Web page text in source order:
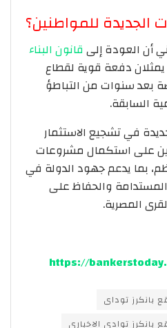
الجديدة للمواطنين؟
أن العودة إلى قانون البناء
يمثلان دفعة قوية لقطاع
بعد سنوات من التباطؤ
السابقة.
في تشجيع الاستثمار
على استكمال مشروعات
بما يدعم جهود الدولة في
المستدامة والحفاظ على
المصرية.
https://
بانكرز توداى
بانكرز توادى الاخبارى